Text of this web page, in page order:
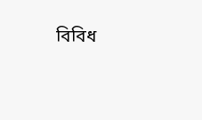
বিবিধ